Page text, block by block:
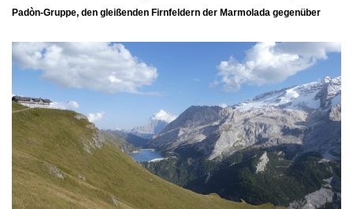
Padòn-Gruppe, den gleißenden Firnfeldern der Marmolada gegenüber